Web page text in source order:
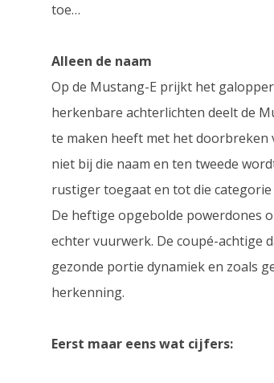
toe…
Alleen de naam
Op de Mustang-E prijkt het
herkenbare achterlichten deelt de
te maken heeft met het doorbreken
niet bij die naam en ten tweede
rustiger toegaat en tot die
De heftige opgebolde powerdones
echter vuurwerk. De coupé-achtige
gezonde portie dynamiek en zoals
herkenning.
Eerst maar eens wat cijfers: